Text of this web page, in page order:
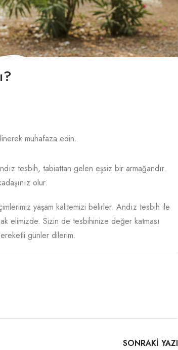
muhafaza edin.
tesbih, tabiattan gelen eşsiz bir armağandır.
olur.
yaşam kalitemizi belirler. Andız tesbih ile
elimizde. Sizin de tesbihinize değer katması
günler dilerim.
SONRAKİ YAZI